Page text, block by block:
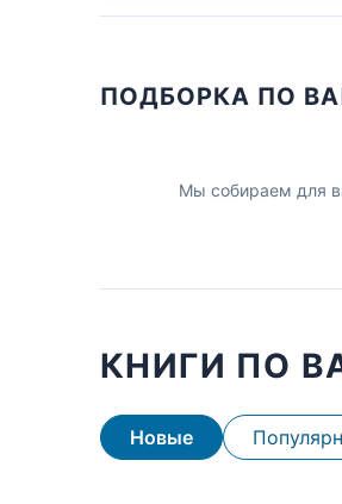
ПОДБОРКА ПО
Мы собираем для
КНИГИ ПО
Новые